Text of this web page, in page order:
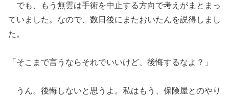
でも、もう無雲は手術を中止する方向で考えがまとまっ
ていました。なので、数日後にまたおいたんを説得しまし
た。
「そこまで言うならそれでいいけど、後悔するなよ？」
うん。後悔しないと思うよ。私はもう、保険屋とのやり